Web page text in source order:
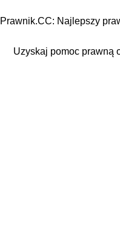
Prawnik.CC: Najlepszy
Uzyskaj pomoc prawną